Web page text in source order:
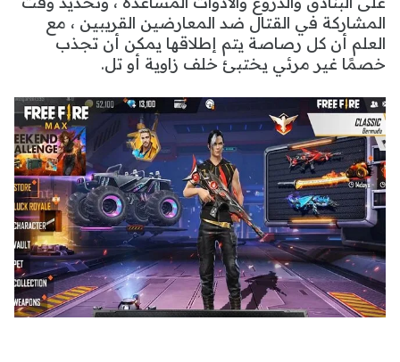
المشاركة في القتال ضد المعارضين القريبين ، مع
العلم أن كل رصاصة يتم إطلاقها يمكن أن تجذب
خصمًا غير مرئي يختبئ خلف زاوية أو تل.